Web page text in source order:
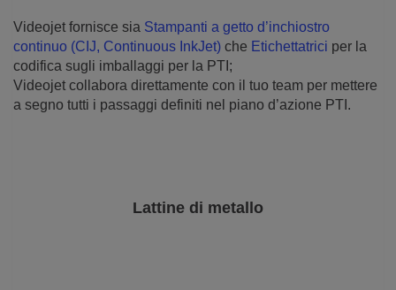
Videojet fornisce sia Stampanti a getto d’inchiostro
continuo (CIJ, Continuous InkJet) che Etichettatrici per la
codifica sugli imballaggi per la PTI;
Videojet collabora direttamente con il tuo team per mettere
a segno tutti i passaggi definiti nel piano d’azione PTI.
Lattine di metallo